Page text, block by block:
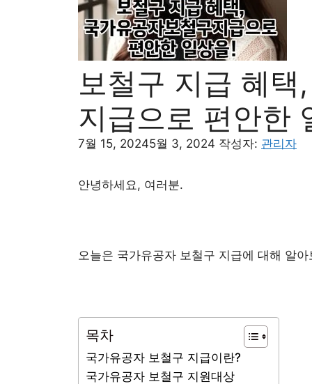
보철구 지급 혜
지급으로 편안한
7월 15, 20245월 3, 2024 작성자: 관리자
안녕하세요, 여러분.
오늘은 국가유공자 보철구 지급에 대해 알
목차
국가유공자 보철구 지급이란?
국가유공자 보철구 지원대상